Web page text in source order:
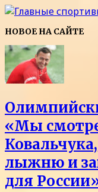
НОВОЕ НА САЙТЕ
«Мы
лыжню и
для